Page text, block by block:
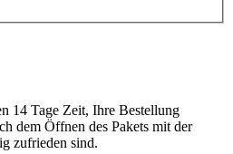
14 Tage Zeit, Ihre Bestellung
dem Öffnen des Pakets mit der
zufrieden sind.